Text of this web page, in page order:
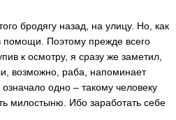
бродягу назад, на улицу. Но, как
помощи. Поэтому прежде всего
к осмотру, я сразу же заметил,
возможно, раба, напоминает
одно – такому человеку
милостыню. Ибо заработать себе